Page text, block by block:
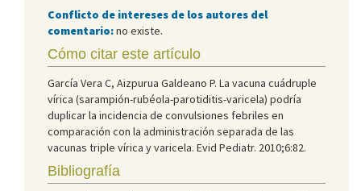
Conflicto de intereses de los autores del
comentario:no existe.
Cómo citar este artículo
García Vera C, Aizpurua Galdeano P. La vacuna cuádruple
vírica (sarampión-rubéola-parotiditis-varicela) podría
duplicar la incidencia de convulsiones febriles en
comparación con la administración separada de las
vacunas triple vírica y varicela. Evid Pediatr. 2010;6:82.
Bibliografía